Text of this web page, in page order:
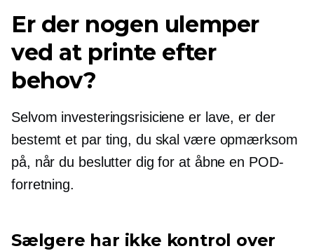
Er der nogen ulemper
ved at printe efter
behov?
Selvom investeringsrisiciene er lave, er der
bestemt et par ting, du skal være opmærksom
på, når du beslutter dig for at åbne en POD-
forretning.
Sælgere har ikke kontrol over